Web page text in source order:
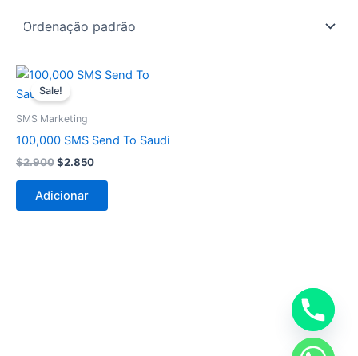
Sale!
SMS Marketing
100,000 SMS Send To Saudi
$2.900
O
preço
original
$2.900.
$2.850
O
Adicionar